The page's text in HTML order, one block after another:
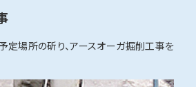
定場所の斫り、アースオーガ掘削工事を